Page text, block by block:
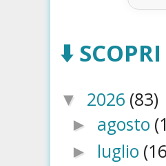
⬇️
▼ 2026 (83)
► agosto
► luglio